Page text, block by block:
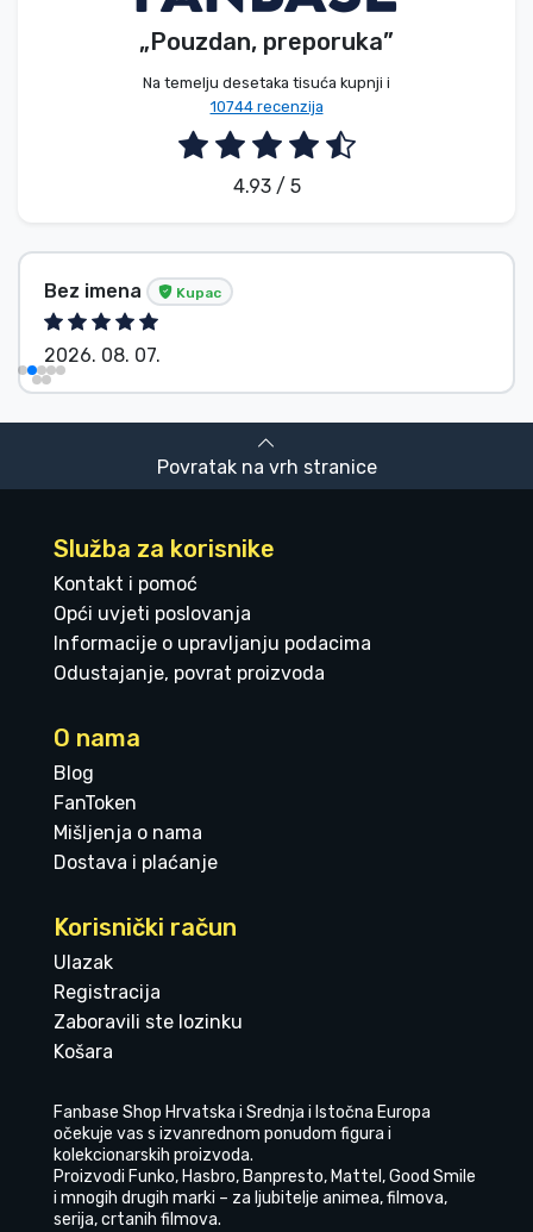
„Pouzdan, preporuka”
Na temelju desetaka tisuća kupnji i
10744 recenzija
4.93 / 5
Bez imena Kupac
2026. 08. 07.
Povratak na vrh stranice
Služba za korisnike
Kontakt i pomoć
Opći uvjeti poslovanja
Informacije o upravljanju podacima
Odustajanje, povrat proizvoda
O nama
Blog
FanToken
Mišljenja o nama
Dostava i plaćanje
Korisnički račun
Ulazak
Registracija
Zaboravili ste lozinku
Košara
Fanbase Shop Hrvatska i Srednja i Istočna Europa
očekuje vas s izvanrednom ponudom figura i
kolekcionarskih proizvoda.
Proizvodi Funko, Hasbro, Banpresto, Mattel, Good Smile
i mnogih drugih marki – za ljubitelje animea, filmova,
serija, crtanih filmova.